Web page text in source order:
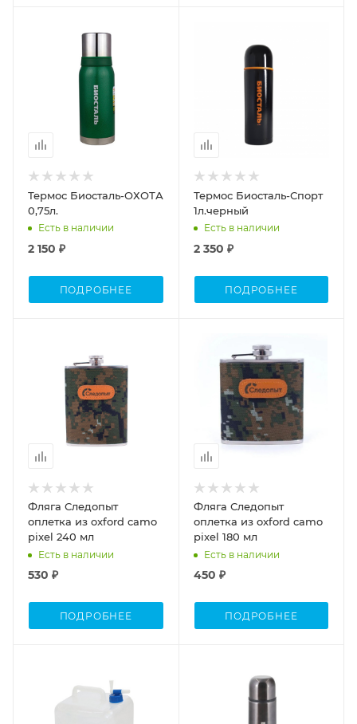
Термос Биосталь-ОХОТА
0,75л.
Есть в наличии
2 150 ₽
ПОДРОБНЕЕ
Термос Биосталь-Спорт
1л.черный
Есть в наличии
2 350 ₽
ПОДРОБНЕЕ
Фляга Следопыт
оплетка из oxford camo
pixel 240 мл
Есть в наличии
530 ₽
ПОДРОБНЕЕ
Фляга Следопыт
оплетка из oxford camo
pixel 180 мл
Есть в наличии
450 ₽
ПОДРОБНЕЕ